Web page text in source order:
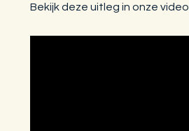
Bekijk deze uitleg in onze video